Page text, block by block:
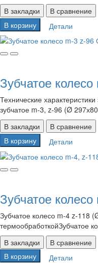
В закладки
В сравнение
В корзину
Детали
Зубчатое
Технические
зубчатое m-3, z-96 (Ø
В закладки
В сравнение
В корзину
Детали
Зубчатое
Зубчатое колесо m-4 z-118
термообработкойЗубчатое
В закладки
В сравнение
В корзину
Детали